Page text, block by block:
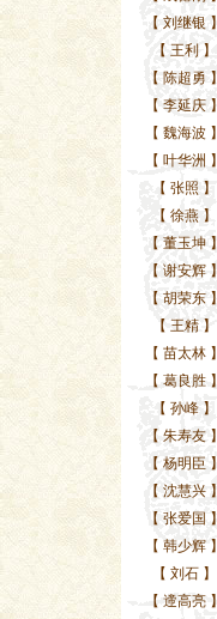
【 刘继银 】
【 王利 】
【 陈超勇 】
【 李延庆】
【 魏海波 】
【 叶华洲 】
【 张照 】
【 徐燕】
【 董玉坤】
【 谢安辉】
【 胡荣东】
【 王精】
【 苗太林】
【 葛良胜】
【 孙峰】
【 朱寿友】
【 杨明臣 】
【 沈慧兴】
【 张爱国 】
【 韩少辉】
【 刘石】
【 遆高亮】